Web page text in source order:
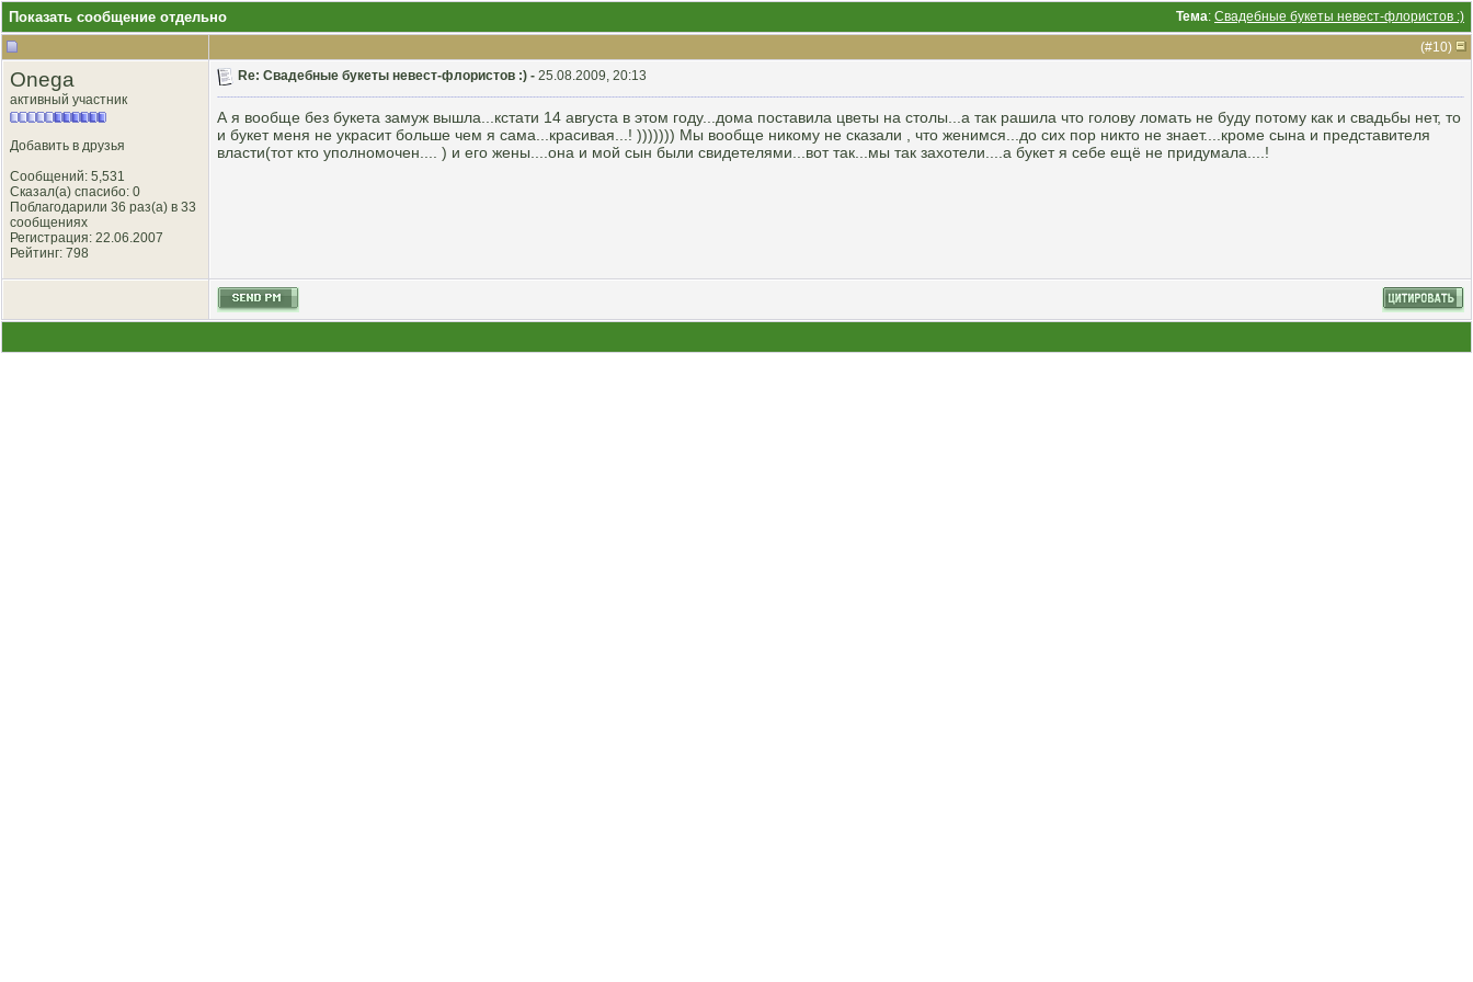
Тема: Свадебные букеты невест-флористов :)
Показать сообщение отдельно
(#10)
Onega
активный участник
Добавить в друзья
Сообщений: 5,531
Сказал(а) спасибо: 0
Поблагодарили 36 раз(а) в 33
сообщениях
Регистрация: 22.06.2007
Рейтинг: 798
Re: Свадебные букеты невест-флористов :) - 25.08.2009, 20:13
А я вообще без букета замуж вышла...кстати 14 августа в этом году...дома поставила цветы на столы...а так рашила что голову ломать не буду потому как и свадьбы нет, то
и букет меня не украсит больше чем я сама...красивая...! ))))))) Мы вообще никому не сказали , что женимся...до сих пор никто не знает....кроме сына и представителя
власти(тот кто уполномочен.... ) и его жены....она и мой сын были свидетелями...вот так...мы так захотели....а букет я себе ещё не придумала....!